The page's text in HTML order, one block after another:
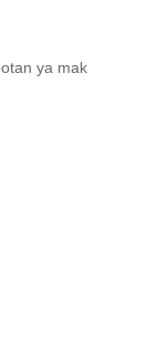
ya mak